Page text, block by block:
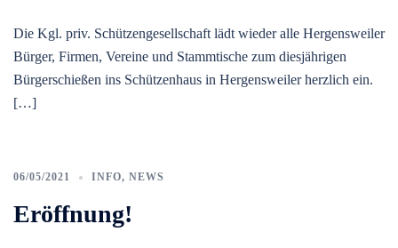
Die Kgl. priv. Schützengesellschaft lädt wieder alle Hergensweiler
Bürger, Firmen, Vereine und Stammtische zum diesjährigen
Bürgerschießen ins Schützenhaus in Hergensweiler herzlich ein.
[…]
06/05/2021 INFO, NEWS
Eröffnung!